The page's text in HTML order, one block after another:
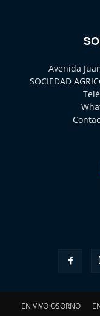
Avenida
SOCIEDAD
EN VIVO OSORNO